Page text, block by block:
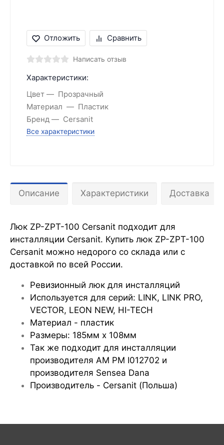
Отложить Сравнить
Написать отзыв
Характеристики:
Цвет
Прозрачный
Материал
Пластик
Бренд
Cersanit
Все характеристики
Описание Характеристики Доставка
Люк ZP-ZPT-100 Cersanit подходит для
инсталляции Cersanit. Купить люк ZP-ZPT-100
Cersanit можно недорого со склада или с
доставкой по всей России.
Ревизионный люк для инсталляций
Используется для серий: LINK, LINK PRO,
VECTOR, LEON NEW, HI-TECH
Материал - пластик
Размеры: 185мм х 108мм
Так же подходит для инсталляции
производителя AM PM I012702 и
производителя Sensea Dana
Производитель - Cersanit (Польша)